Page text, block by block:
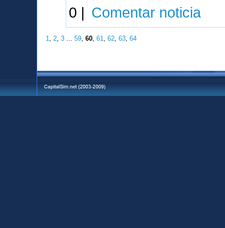
0 | Comentar noticia
1 2 ,3 ...59 ,60 ,61 ,62 ,63 ,64